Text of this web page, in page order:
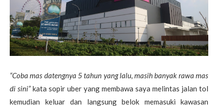
“Coba mas datengnya 5 tahun yang lalu, masih banyak rawa mas
di sini”kata sopir uber yang membawa saya melintas jalan tol
kemudian keluar dan langsung belok memasuki kawasan